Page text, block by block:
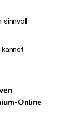
sinnvoll
kannst
Online